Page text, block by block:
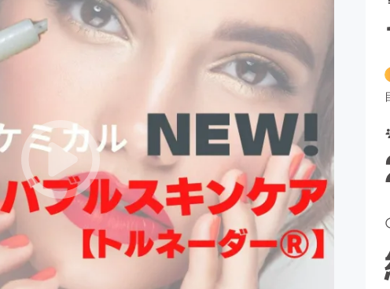
音楽 舞台・パフォ
ト ゲーム・サービス開発 フード・飲食店
書籍・雑誌出版
チャレンジ ビューティー
CAMPFIRE for Social Good CAMPFIRE Creation
CAMPFIREふるさと納税machi-yaコミュニティ